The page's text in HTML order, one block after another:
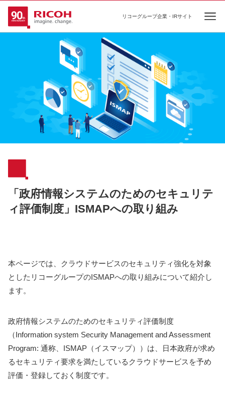
リコーグループ企業・IRサイト
「政府情報システムのためのセキュリテ
ィ評価制度」ISMAPへの取り組み
本ページでは、クラウドサービスのセキュリティ強化を対象
としたリコーグループのISMAPへの取り組みについて紹介し
ます。
政府情報システムのためのセキュリティ評価制度
（Information system Security Management and Assessment
Program: 通称、ISMAP（イスマップ））は、日本政府が求め
るセキュリティ要求を満たしているクラウドサービスを予め
評価・登録しておく制度です。